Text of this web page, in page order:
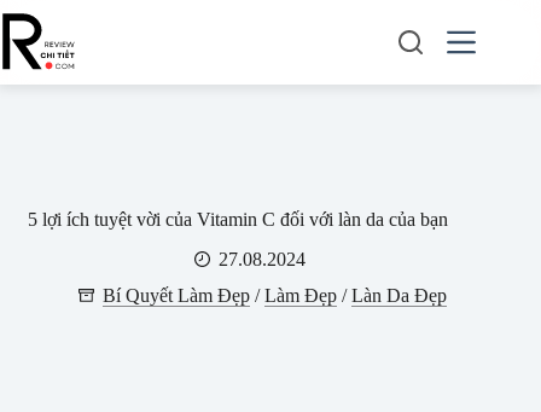
Chuyển
phần
nội
5 lợi ích tuyệt vời của Vitamin C đối với làn da của bạn
27.08.2024
Bí Quyết Làm Đẹp/Làm Đẹp/Làn Da Đẹp